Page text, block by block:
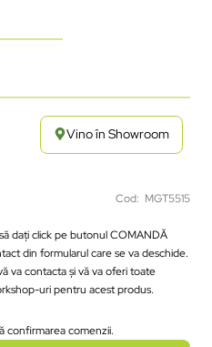
Vino în Showroom
Cod: MGT5515
dați click pe butonul COMANDĂ
din formularul care se va deschide.
va contacta și vă va oferi toate
uri pentru acest produs.
confirmarea comenzii.